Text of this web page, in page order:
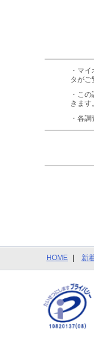
・マ
タがご
・こ
きます。
・各
HOME 新